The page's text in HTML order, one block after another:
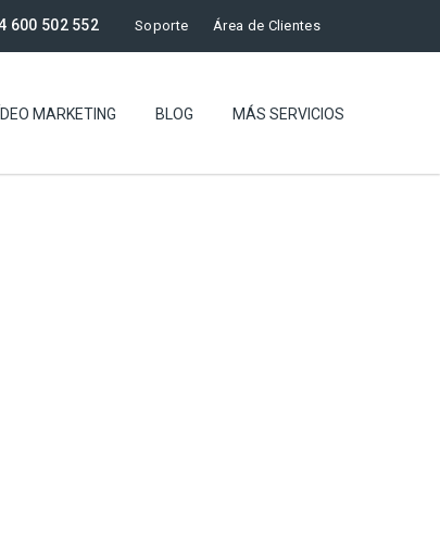
Soporte Área de Clientes
600 502 552
MARKETING BLOG MÁS SERVICIOS